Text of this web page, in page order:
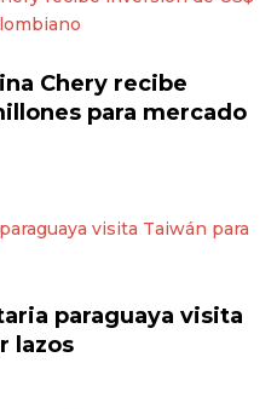
Chery recibe
para mercado
paraguaya visita
lazos